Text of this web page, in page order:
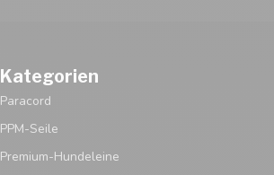
Kategorien
Paracord
PPM-Seile
Premium-Hundeleine